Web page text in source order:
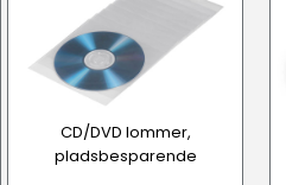
CD/DVD lommer,
pladsbesparende